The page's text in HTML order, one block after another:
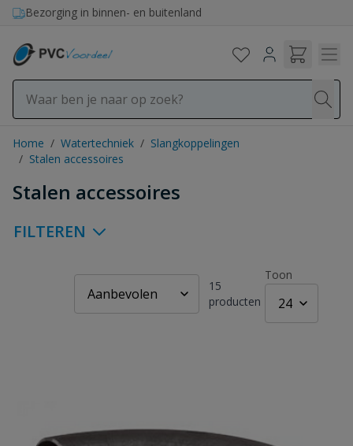
Ga naar de inhoud
Bezorging in binnen- en buitenland
Home / Watertechniek / Slangkoppelingen
/ Stalen accessoires
Stalen accessoires
FILTEREN
15
producten
Toon